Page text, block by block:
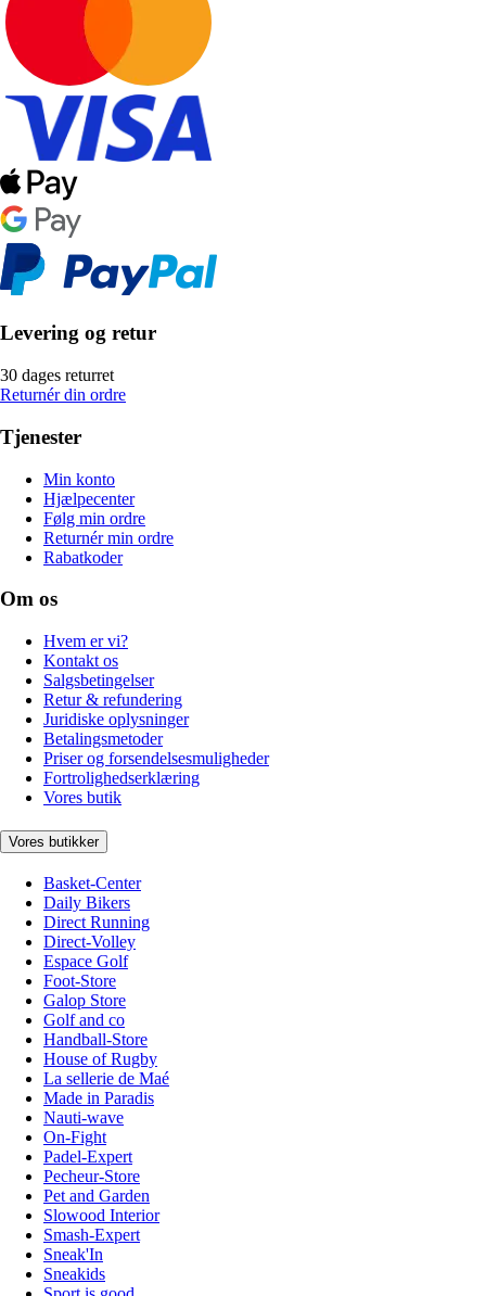
Levering og retur
30 dages returret
Returnér din ordre
Tjenester
Min konto
Hjælpecenter
Følg min ordre
Returnér min ordre
Rabatkoder
Om os
Hvem er vi?
Kontakt os
Salgsbetingelser
Retur & refundering
Juridiske oplysninger
Betalingsmetoder
Priser og forsendelsesmuligheder
Fortrolighedserklæring
Vores butik
Vores butikker
Basket-Center
Daily Bikers
Direct Running
Direct-Volley
Espace Golf
Foot-Store
Galop Store
Golf and co
Handball-Store
House of Rugby
La sellerie de Maé
Made in Paradis
Nauti-wave
On-Fight
Padel-Expert
Pecheur-Store
Pet and Garden
Slowood Interior
Smash-Expert
Sneak'In
Sneakids